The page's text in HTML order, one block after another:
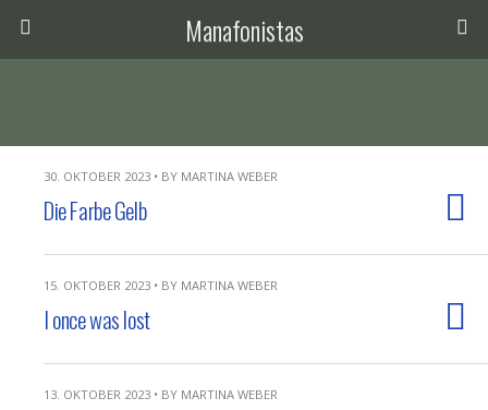
Manafonistas
30. OKTOBER 2023 • BY MARTINA WEBER
Die Farbe Gelb
15. OKTOBER 2023 • BY MARTINA WEBER
I once was lost
13. OKTOBER 2023 • BY MARTINA WEBER